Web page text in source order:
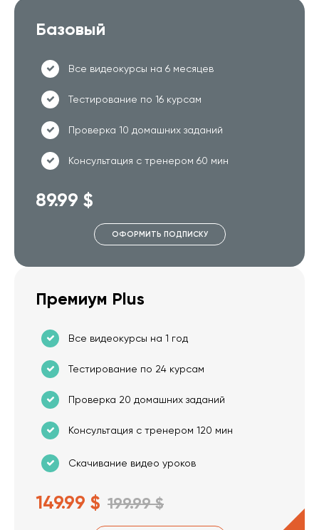
Базовый
Все видеокурсы на 6 месяцев
Тестирование по 16 курсам
Проверка 10 домашних заданий
Консультация с тренером 60 мин
89.99 $
ОФОРМИТЬ ПОДПИСКУ
Премиум Plus
Все видеокурсы на 1 год
Тестирование по 24 курсам
Проверка 20 домашних заданий
Консультация с тренером 120 мин
Скачивание видео уроков
149.99 $ 199.99 $